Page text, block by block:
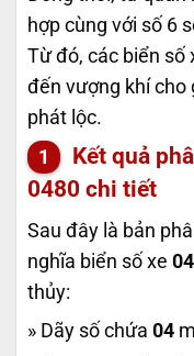
hợp cùng với số 6
Từ đó, các biển số
đến vượng khí cho
phát lộc.
Kết quả
0480 chi tiết
Sau đây là bản
nghĩa biển số xe
thủy:
» Dãy số chứa 04